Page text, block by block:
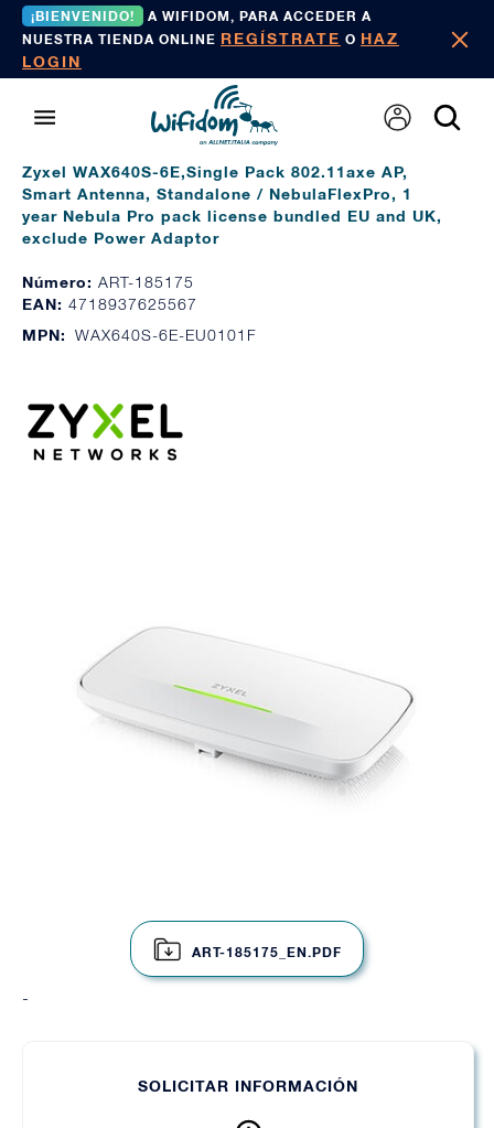
¡BIENVENIDO!
A WIFIDOM, PARA ACCEDER A
NUESTRA TIENDA ONLINE REGÍSTRATE O HAZ
LOGIN
Zyxel WAX640S-6E,Single Pack 802.11axe AP,
Smart Antenna, Standalone / NebulaFlexPro, 1
year Nebula Pro pack license bundled EU and UK,
exclude Power Adaptor
Número: ART-185175
EAN: 4718937625567
MPN: WAX640S-6E-EU0101F
ART-185175_EN.PDF
-
SOLICITAR INFORMACIÓN